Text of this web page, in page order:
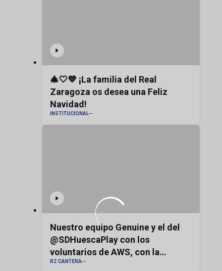
🎄🤍💙 ¡La familia del Real
Zaragoza os desea una Feliz
Navidad!
INSTITUCIONAL
Nuestro equipo Genuine y el del
@SDHuescaPlay con los
voluntarios de AWS, con la
bandera de Aragón
RZ CANTERA